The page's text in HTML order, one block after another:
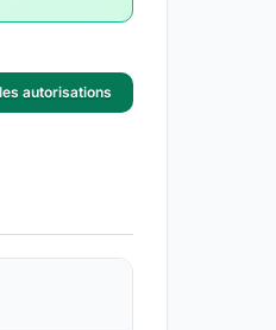
autorisations